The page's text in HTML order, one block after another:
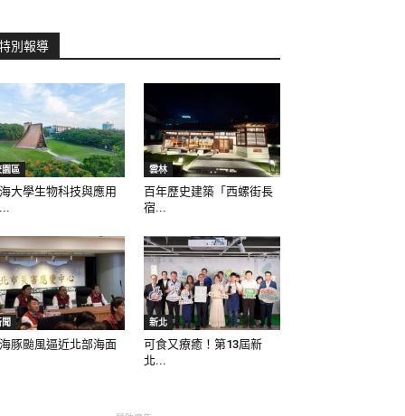
別報導
區
大學生物科技與應用
雲林
百年歷史建築「西螺街長
宿...
豚颱風逼近北部海面
新北
可食又療癒！第13屆新
北...